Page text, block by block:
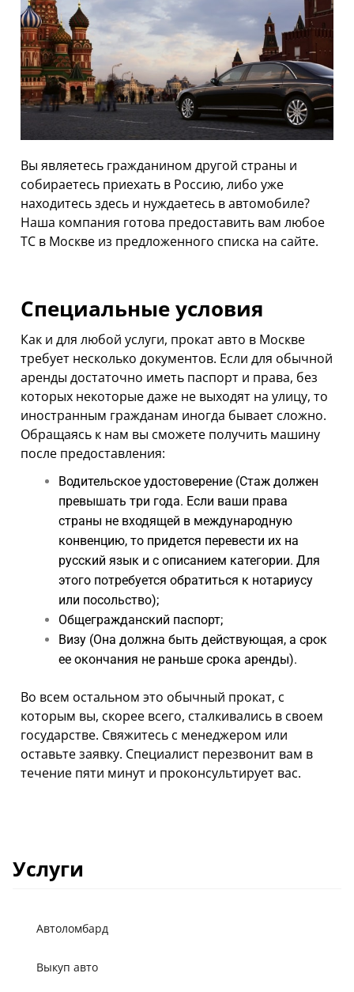
ТЕХПОМОЩЬ
АРЕНДА АВТО С ВОДИТЕЛЕМ
АРЕНДА АВТОМОБИЛЕЙ НА СВАДЬБУ
О НАС
УСЛОВИЯ АРЕНДЫ
ОТЗЫВЫ
Вы являетесь гражданином другой страны и
собираетесь приехать в Россию, либо уже
находитесь здесь и нуждаетесь в автомобиле?
Наша компания готова предоставить вам любое
ТС в Москве из предложенного списка на сайте.
Специальные условия
Как и для любой услуги, прокат авто в Москве
требует несколько документов. Если для обычной
аренды достаточно иметь паспорт и права, без
которых некоторые даже не выходят на улицу, то
иностранным гражданам иногда бывает сложно.
Обращаясь к нам вы сможете получить машину
после предоставления:
Водительское удостоверение (Стаж должен
превышать три года. Если ваши права
страны не входящей в международную
конвенцию, то придется перевести их на
русский язык и с описанием категории. Для
этого потребуется обратиться к нотариусу
или посольство);
Общегражданский паспорт;
Визу (Она должна быть действующая, а срок
ее окончания не раньше срока аренды).
Во всем остальном это обычный прокат, с
которым вы, скорее всего, сталкивались в своем
государстве. Свяжитесь с менеджером или
оставьте заявку. Специалист перезвонит вам в
течение пяти минут и проконсультирует вас.
Услуги
Автоломбард
Выкуп авто